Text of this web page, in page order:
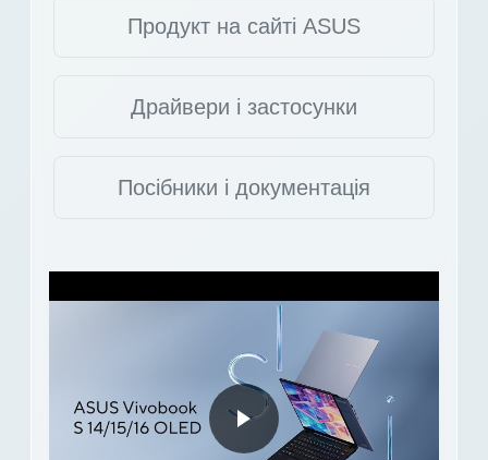
Продукт на сайті ASUS
Драйвери і застосунки
Посібники і документація